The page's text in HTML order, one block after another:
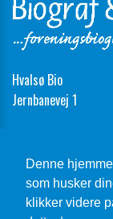
Denne
som husker
klikker videre
Hvalsø Bio
Jernbanevej 1
Email:
Cookie- og